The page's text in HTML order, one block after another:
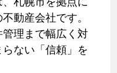
動産会社です。
理まで幅広く対
ない「信頼」を